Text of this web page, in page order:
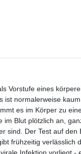
Vorstufe eines
ist normalerweise
es im Körper zu
im Blut plötzlich an,
sind. Der Test auf den
frühzeitig verlässlich